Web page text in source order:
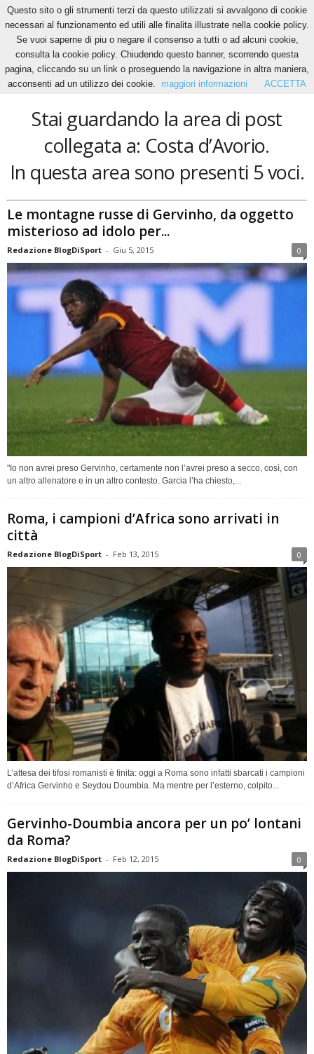
Home Tags Costa d’Avorio
Costa d’Avorio
Stai guardando la area di post
collegata a: Costa d’Avorio.
In questa area sono presenti 5 voci.
Le montagne russe di Gervinho, da oggetto
misterioso ad idolo per...
Redazione BlogDiSport - Giu 5, 2015 0
"Io non avrei preso Gervinho, certamente non l’avrei preso a secco, così, con
un altro allenatore e in un altro contesto. Garcia l’ha chiesto,...
Roma, i campioni d’Africa sono arrivati in
città
Redazione BlogDiSport - Feb 13, 2015 0
L’attesa dei tifosi romanisti è finita: oggi a Roma sono infatti sbarcati i campioni
d’Africa Gervinho e Seydou Doumbia. Ma mentre per l’esterno, colpito...
Gervinho-Doumbia ancora per un po’ lontani
da Roma?
Redazione BlogDiSport - Feb 12, 2015 0
Questo sito o gli strumenti terzi da questo utilizzati si avvalgono di cookie
necessari al funzionamento ed utili alle finalita illustrate nella cookie policy.
Se vuoi saperne di piu o negare il consenso a tutti o ad alcuni cookie,
consulta la cookie policy. Chiudendo questo banner, scorrendo questa
pagina, cliccando su un link o proseguendo la navigazione in altra maniera,
acconsenti ad un utilizzo dei cookie.
maggiori informazioni ACCETTA